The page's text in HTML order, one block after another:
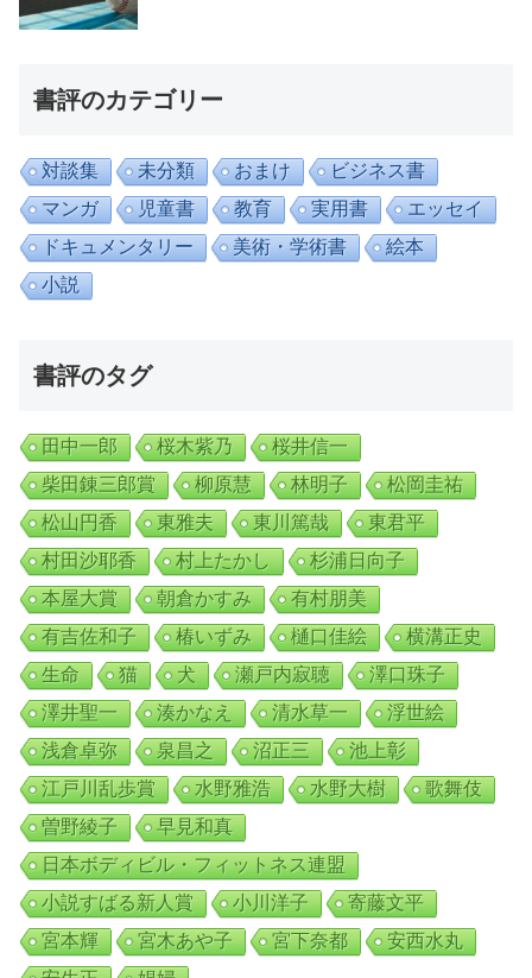
書評のカテゴリー
対談集 未分類 おまけ
ビジネス書
マンガ
児童書 教育 実用書
エッセイ
ドキュメンタリー
美術・学術書
絵本
小説
書評のタグ
田中一郎 桜木紫乃
桜井信一
柴田錬三郎賞
柳原慧 林明子
松岡圭祐
松山円香
東雅夫 東川篤哉
東君平
村田沙耶香
村上たかし
杉浦日向子
本屋大賞
朝倉かすみ
有村朋美
有吉佐和子
椿いずみ 樋口佳絵
横溝正史
生命
猫 犬 瀬戸内寂聴
澤口珠子
澤井聖一
湊かなえ 清水草一
浮世絵
浅倉卓弥
泉昌之 沼正三
池上彰
江戸川乱歩賞
水野雅浩 水野大樹
歌舞伎
曽野綾子
早見和真
日本ボディビル・フィットネス連盟
小説すばる新人賞
小川洋子
寄藤文平
宮本輝
宮木あや子 宮下奈都
安西水丸